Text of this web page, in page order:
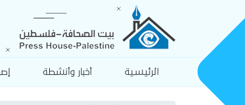
الرئيسية أخبار وأنشطة